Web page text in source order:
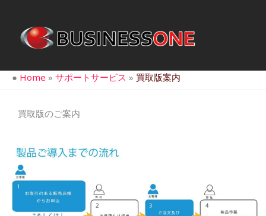
● Home » サポートサービス » 買取版案内
買取版のご案内